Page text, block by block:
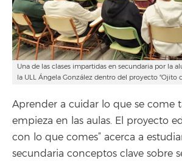
Una de las clases impartidas en secundaria por la
la ULL Ángela González dentro del proyecto "Ojito
Aprender a cuidar lo que se come
empieza en las aulas. El proyecto
con lo que comes” acerca a
secundaria conceptos clave sobre